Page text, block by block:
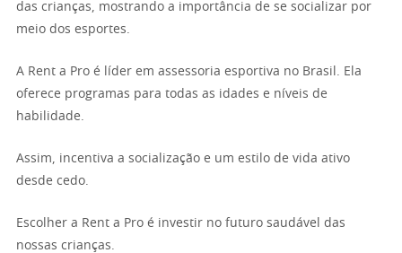
das crianças, mostrando a importância de se socializar por
meio dos esportes.
A Rent a Pro é líder em assessoria esportiva no Brasil. Ela
oferece programas para todas as idades e níveis de
habilidade.
Assim, incentiva a socialização e um estilo de vida ativo
desde cedo.
Escolher a Rent a Pro é investir no futuro saudável das
nossas crianças.